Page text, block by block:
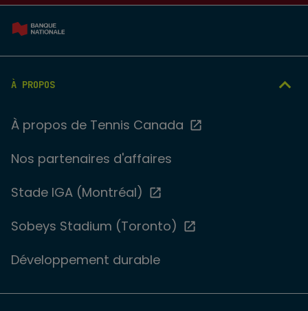
À PROPOS
À propos de Tennis Canada
Nos partenaires d'affaires
Stade IGA (Montréal)
Sobeys Stadium (Toronto)
Développement durable